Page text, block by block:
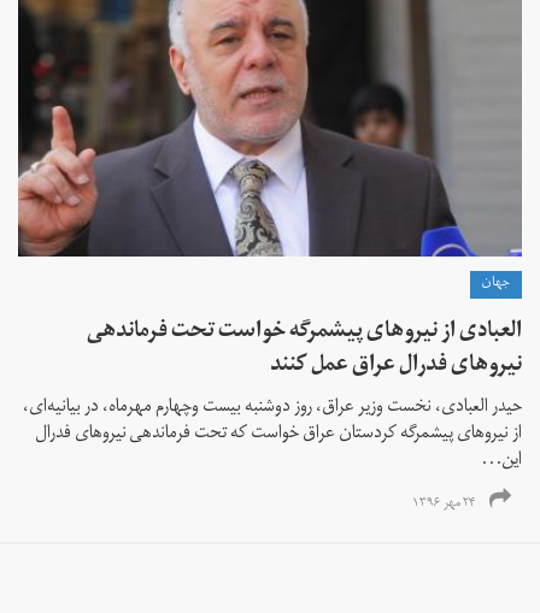
جهان
العبادی از نیروهای پیشمرگه خواست تحت فرماندهی
نیروهای فدرال عراق عمل کنند
حیدر العبادی، نخست وزیر عراق، روز دوشنبه بیست وچهارم مهرماه، در بیانیه‌ای،
از نیروهای پیشمرگه کردستان عراق خواست که تحت فرماندهی نیروهای فدرال
این...
۲۴ مهر ۱۳۹۶